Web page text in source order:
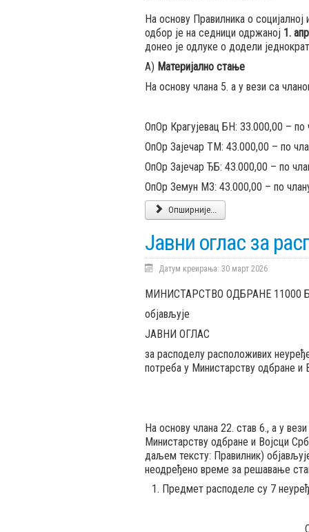
На основу Правилника о
одбор је на седници одржаној 1.
донео је одлуке о додели
А) Материјално стање
На основу члана 5. а у вези са
ОпОр Крагујевац БН: 33.000,00 –
ОпОр Зајечар ТМ: 43.000,00 – по
ОпОр Зајечар ЂБ: 43.000,00 – по
ОпОр Земун МЗ: 43.000,00 – по
Опширније...
Јавни оглас за
Датум креирања: 30 март 2026
МИНИСТАРСТВО ОДБРАНЕ 11000
објављује
ЈАВНИ ОГЛАС
за расподелу расположивих
потреба у Министарству одбране и
Ha основу члана 22. став 6., a у
Министарству одбране и Војсци
даљем тексту: Правилник)
неодређено време за решавање
Предмет расподеле су 7